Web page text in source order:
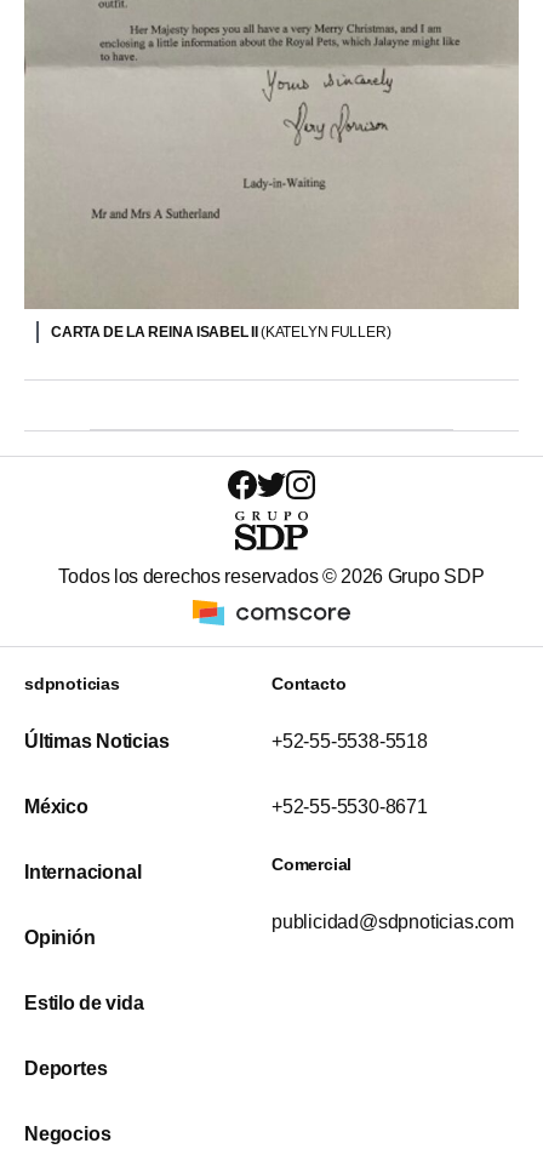
CARTA DE LA REINA ISABEL II (KATELYN FULLER)
Todos los derechos reservados © 2026 Grupo SDP
sdpnoticias
Últimas Noticias
México
Internacional
Opinión
Estilo de vida
Deportes
Negocios
Contacto
+52-55-5538-5518
+52-55-5530-8671
Comercial
publicidad@sdpnoticias.com